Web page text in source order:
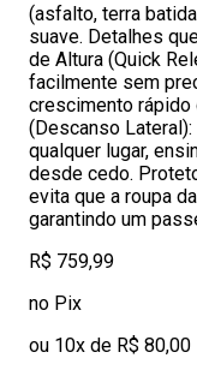
(asfalto, terra
suave. Detalhes
de Altura (Quick
facilmente sem
crescimento rápido
(Descanso
qualquer lugar,
desde cedo.
evita que a roupa
garantindo um
R$ 759,99
no Pix
ou 10x de R$ 80,00